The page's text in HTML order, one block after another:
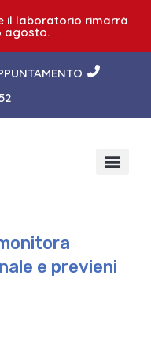
il laboratorio rimarrà
agosto.
e previeni